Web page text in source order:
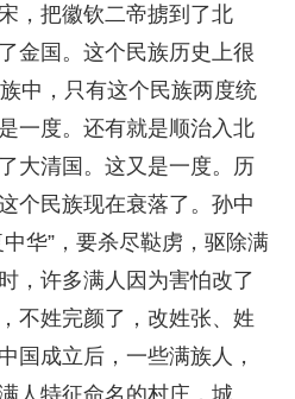
，把徽钦二帝掳到了北
金国。这个民族历史上很
中，只有这个民族两度统
一度。还有就是顺治入北
大清国。这又是一度。历
个民族现在衰落了。孙中
华”，要杀尽鞑虏，驱除满
，许多满人因为害怕改了
不姓完颜了，改姓张、姓
国成立后，一些满族人，
人特征命名的村庄，城